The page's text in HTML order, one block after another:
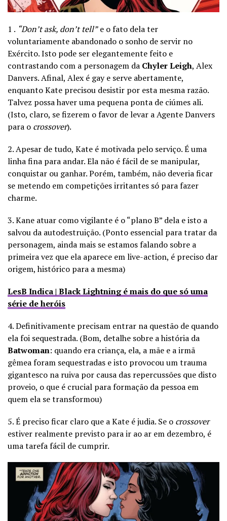
1 . “Don’t ask, don’t tell”e o fato dela ter
voluntariamente abandonado o sonho de servir no
Exército. Isto pode ser elegantemente feito e
contrastando com a personagem da Chyler Leigh, Alex
Danvers. Afinal, Alex é gay e serve abertamente,
enquanto Kate precisou desistir por esta mesma razão.
Talvez possa haver uma pequena ponta de ciúmes ali.
(Isto, claro, se fizerem o favor de levar a Agente Danvers
para o crossover).
2. Apesar de tudo, Kate é motivada pelo serviço. É uma
linha fina para andar. Ela não é fácil de se manipular,
conquistar ou ganhar. Porém, também, não deveria ficar
se metendo em competições irritantes só para fazer
charme.
3. Kane atuar como vigilante é o “plano B” dela e isto a
salvou da autodestruição. (Ponto essencial para tratar da
personagem, ainda mais se estamos falando sobre a
primeira vez que ela aparece em live-action, é preciso dar
origem, histórico para a mesma)
LesB Indica | Black Lightning é mais do que só uma
série de heróis
4. Definitivamente precisam entrar na questão de quando
ela foi sequestrada. (Bom, detalhe sobre a história da
Batwoman: quando era criança, ela, a mãe e a irmã
gêmea foram sequestradas e isto provocou um trauma
gigantesco na ruiva por causa das repercussões que disto
proveio, o que é crucial para formação da pessoa em
quem ela se transformou)
5. É preciso ficar claro que a Kate é judia. Se o crossover
estiver realmente previsto para ir ao ar em dezembro, é
uma tarefa fácil de cumprir.